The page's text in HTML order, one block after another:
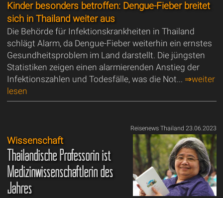
Kinder besonders betroffen: Dengue-Fieber breitet
sich in Thailand weiter aus
Die Behörde für Infektionskrankheiten in Thailand
schlägt Alarm, da Dengue-Fieber weiterhin ein ernstes
Gesundheitsproblem im Land darstellt. Die jüngsten
Statistiken zeigen einen alarmierenden Anstieg der
Infektionszahlen und Todesfälle, was die Not... ⇒weiter
lesen
Reisenews Thailand 23.06.2023
Wissenschaft
Thailändische Professorin ist
Medizinwissenschaftlerin des
Jahres